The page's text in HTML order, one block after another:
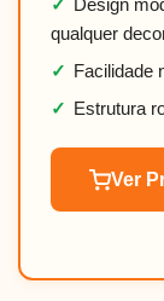
✓ Design
qualquer
✓ Facilidade
✓ Estrutura
Ver